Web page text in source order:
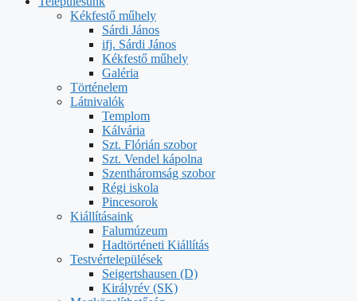
Kékfestő műhely
Sárdi János
ifj. Sárdi János
Kékfestő műhely
Galéria
Történelem
Látnivalók
Templom
Kálvária
Szt. Flórián szobor
Szt. Vendel kápolna
Szentháromság szobor
Régi iskola
Pincesorok
Kiállításaink
Falumúzeum
Hadtörténeti Kiállítás
Testvértelepülések
Seigertshausen (D)
Királyrév (SK)